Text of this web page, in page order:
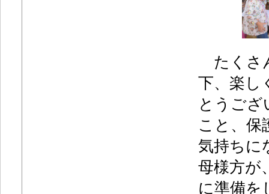
たくさ
下、楽し
とうござ
こと、保
気持ちに
母様方が
に準備を